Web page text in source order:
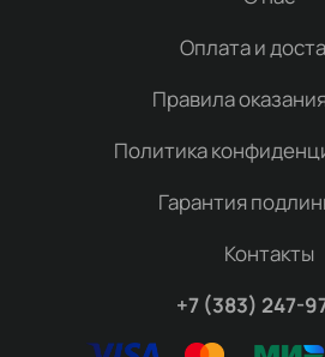
Оплата и
Правила
Политика
Гарантия
Контакты
+7 (383) 247-